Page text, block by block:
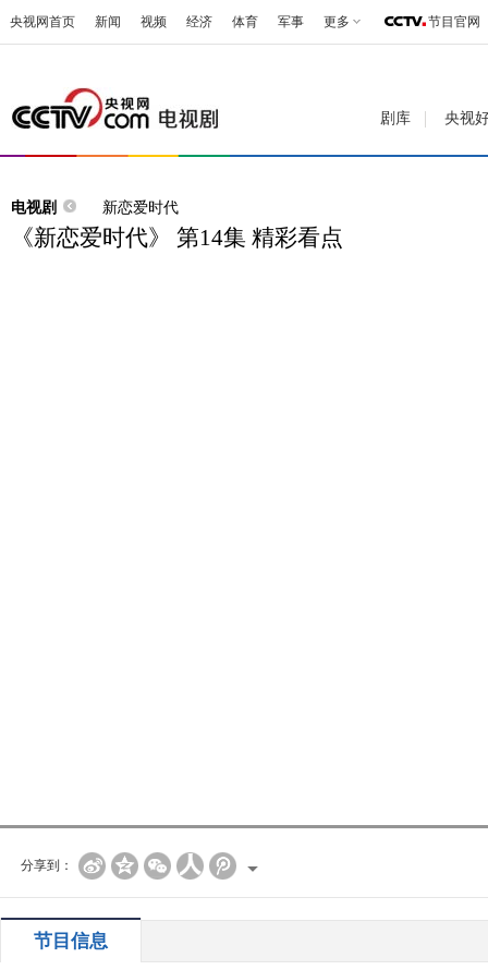
央视网首页 新闻 视频 经济 体育 军事 更多 节目官网
剧库 央视
电视剧 新恋爱时代
《新恋爱时代》 第14集 精彩看点
分享到：
节目信息